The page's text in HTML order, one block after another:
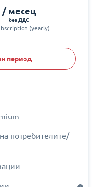
/ месец
без ДДС
(yearly)
период
потребителите/